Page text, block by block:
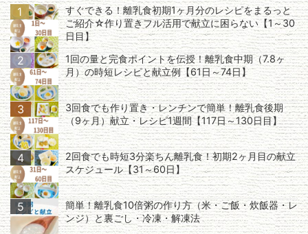
1
すぐできる！離乳食初期1ヶ月分のレシピをまるっと
ご紹介☆作り置きフル活用で献立に困らない【1～30
日目】
2
1回の量と完食ポイントを伝授！離乳食中期（7.8ヶ
月）の時短レシピと献立例【61日～74日】
3
3回食でも作り置き・レンチンで簡単！離乳食後期
（9ヶ月）献立・レシピ1週間【117日～130日目】
4
2回食でも時短3分楽ちん離乳食！初期2ヶ月目の献立
スケジュール【31～60日】
5
簡単！離乳食10倍粥の作り方（米・ご飯・炊飯器・レ
ンジ）と裏ごし・冷凍・解凍法